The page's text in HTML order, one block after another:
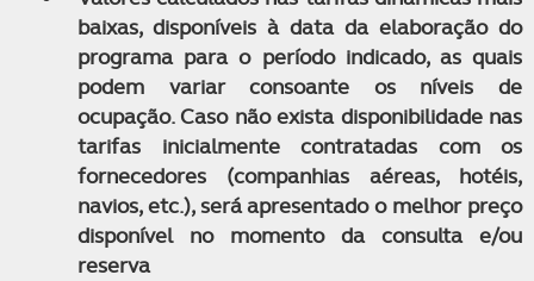
baixas, disponíveis à data da elaboração do
programa para o período indicado, as quais
podem variar consoante os níveis de
ocupação. Caso não exista disponibilidade nas
tarifas inicialmente contratadas com os
fornecedores (companhias aéreas, hotéis,
navios, etc.), será apresentado o melhor preço
disponível no momento da consulta e/ou
reserva